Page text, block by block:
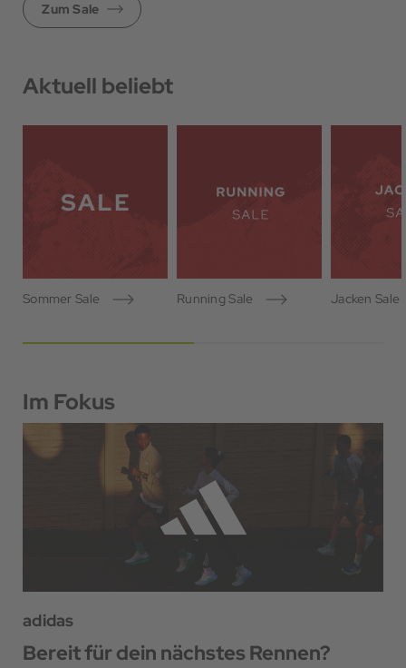
Zum Sale
Aktuell beliebt
Sommer Sale Running Sale Jacken Sale
Im Fokus
adidas
Bereit für dein nächstes Rennen?